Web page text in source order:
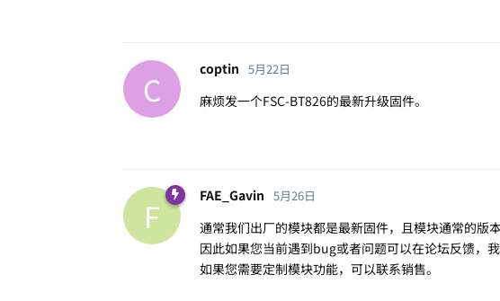
C coptin 5月22日
麻烦发一个FSC-BT826的最新升级固件。
F FAE_Gavin 5月26日
通常我们出厂的模块都是最新固件，且模块通常的版
因此如果您当前遇到bug或者问题可以在论坛反馈，我
如果您需要定制模块功能，可以联系销售。